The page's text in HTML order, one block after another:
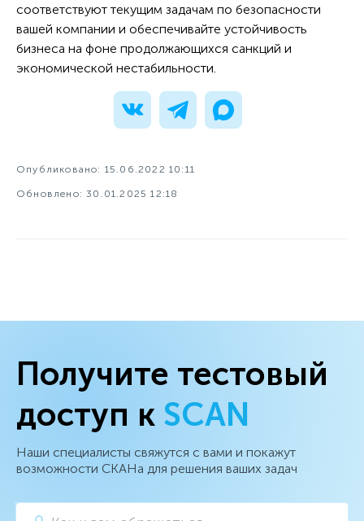
соответствуют текущим задачам по безопасности
вашей компании и обеспечивайте устойчивость
бизнеса на фоне продолжающихся санкций и
экономической нестабильности.
Опубликовано: 15.06.2022 10:11
Обновлено: 30.01.2025 12:18
Получите тестовый
доступ к SCAN
Наши специалисты свяжутся с вами и покажут
возможности СКАНа для решения ваших задач